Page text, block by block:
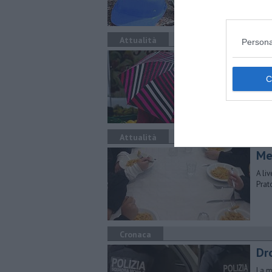
Attualità
La
Attualità
A
Cronaca